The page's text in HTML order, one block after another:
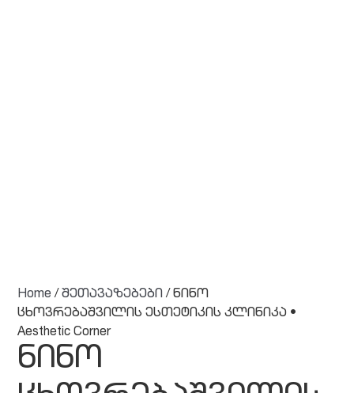
Home /შეთავაზებები / ნინო
ცხოვრებაშვილის ესთეტიკის კლინიკა •
Aesthetic Corner
ნინო